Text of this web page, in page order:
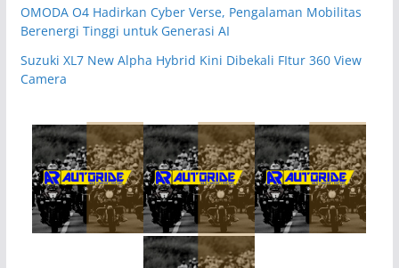
OMODA O4 Hadirkan Cyber Verse, Pengalaman Mobilitas
Berenergi Tinggi untuk Generasi AI
Suzuki XL7 New Alpha Hybrid Kini Dibekali FItur 360 View
Camera